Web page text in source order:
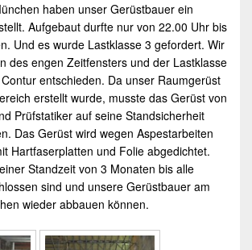
haben unser Gerüstbauer ein
Aufgebaut durfte nur von 22.00 Uhr bis
Und es wurde Lastklasse 3 gefordert. Wir
des engen Zeitfensters und der Lastklasse
entschieden. Da unser Raumgerüst
erstellt wurde, musste das Gerüst von
Prüfstatiker auf seine Standsicherheit
Das Gerüst wird wegen Aspestarbeiten
Hartfaserplatten und Folie abgedichtet.
Standzeit von 3 Monaten bis alle
sind und unsere Gerüstbauer am
wieder abbauen können.